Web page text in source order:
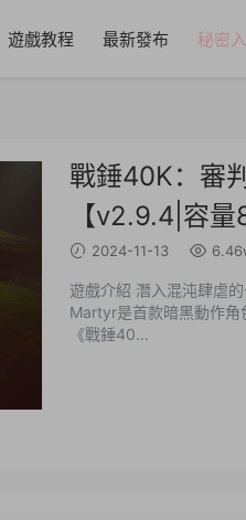
遊戲教程 最新發布 秘密
戰錘40K：審
【v2.9.4|容
2024-11-13
遊戲介紹 潛入混沌肆虐
Martyr是首款暗黑動作角色
《戰錘40...